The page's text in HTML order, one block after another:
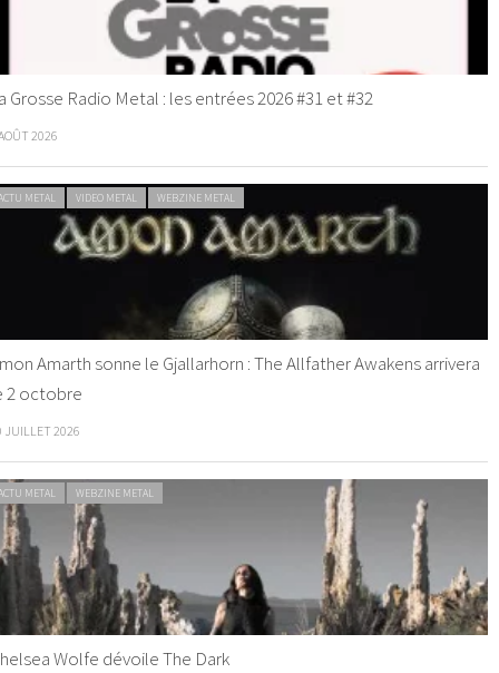
Grosse Radio Metal : les entrées 2026 #31 et #32
2026
METAL VIDEO METAL WEBZINE METAL
Amarth sonne le Gjallarhorn : The Allfather Awakens arrivera
2 octobre
JUILLET 2026
METAL WEBZINE METAL
Wolfe dévoile The Dark